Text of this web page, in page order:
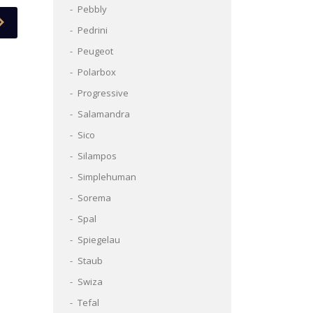
Pebbly
Pedrini
Peugeot
Polarbox
Progressive
Salamandra
Sico
Silampos
Simplehuman
Sorema
Spal
Spiegelau
Staub
Swiza
Tefal